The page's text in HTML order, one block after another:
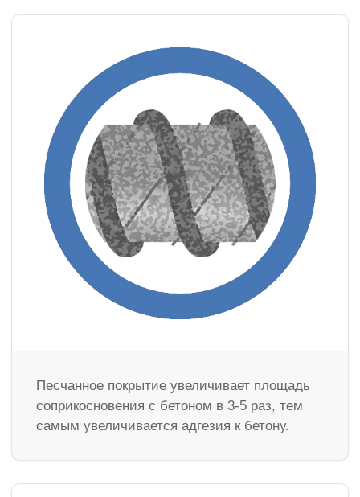
Песчанное покрытие увеличивает площадь
соприкосновения с бетоном в 3-5 раз, тем
самым увеличивается адгезия к бетону.